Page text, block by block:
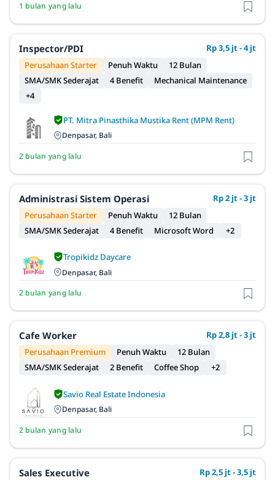
1 bulan yang lalu
Inspector/PDI
Rp 3,5 jt - 4 jt
Perusahaan Starter
Penuh Waktu
12 Bulan
SMA/SMK Sederajat
4 Benefit
Mechanical Maintenance
+4
PT. Mitra Pinasthika Mustika Rent (MPM Rent)
Denpasar, Bali
2 bulan yang lalu
Administrasi Sistem Operasi
Rp 2 jt - 3 jt
Perusahaan Starter
Penuh Waktu
12 Bulan
SMA/SMK Sederajat
4 Benefit Microsoft Word +2
Tropikidz Daycare
Denpasar, Bali
2 bulan yang lalu
Cafe Worker
Rp 2,8 jt - 3 jt
Perusahaan Premium
Penuh Waktu
12 Bulan
SMA/SMK Sederajat
2 Benefit Coffee Shop +2
Savio Real Estate Indonesia
Denpasar, Bali
2 bulan yang lalu
Sales Executive
Rp 2,5 jt - 3,5 jt